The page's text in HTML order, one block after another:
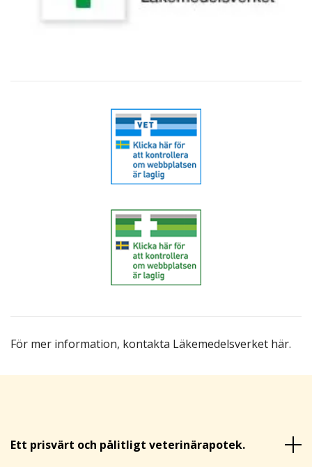
För mer information, kontakta Läkemedelsverket här.
Ett prisvärt och pålitligt veterinärapotek.